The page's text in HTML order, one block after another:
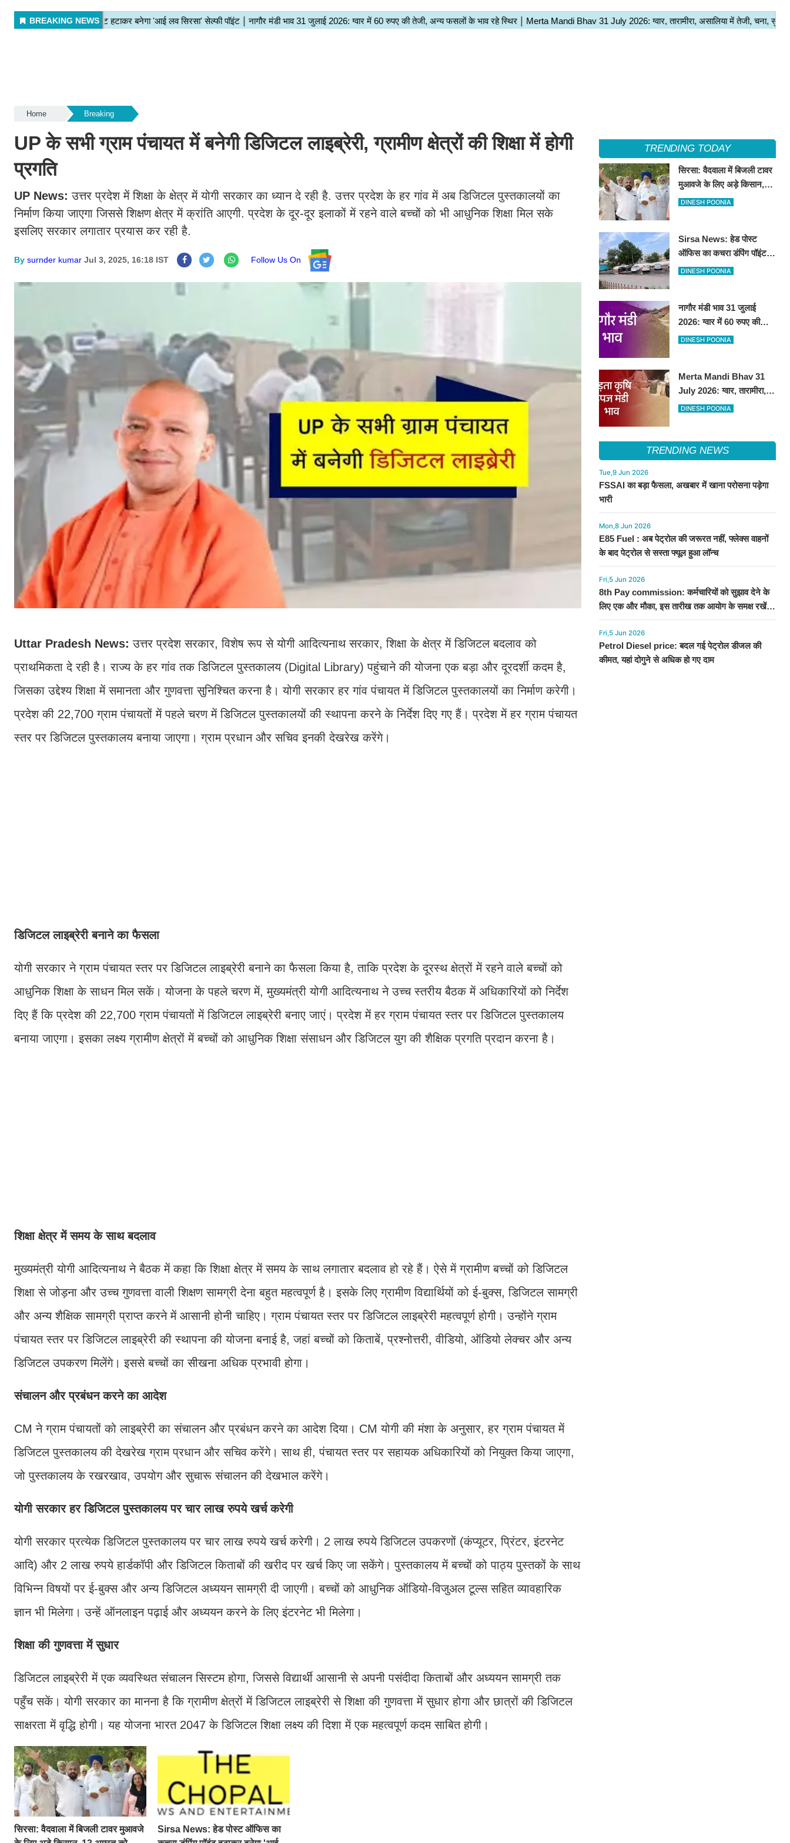
Home Breaking
UP के सभी ग्राम पंचायत में बनेगी डिजिटल लाइब्रेरी, ग्रामीण क्षेत्रों की शिक्षा में होगी
प्रगति
UP News:उत्तर प्रदेश में शिक्षा के क्षेत्र में योगी सरकार का ध्यान दे रही है. उत्तर प्रदेश के हर गांव में अब डिजिटल पुस्तकालयों का
निर्माण किया जाएगा जिससे शिक्षण क्षेत्र में क्रांति आएगी. प्रदेश के दूर-दूर इलाकों में रहने वाले बच्चों को भी आधुनिक शिक्षा मिल सके
इसलिए सरकार लगातार प्रयास कर रही है.
By surnder kumar Jul 3, 2025, 16:18 IST Follow Us On
Uttar Pradesh News: उत्तर प्रदेश सरकार, विशेष रूप से योगी आदित्यनाथ सरकार, शिक्षा के क्षेत्र में डिजिटल बदलाव को
प्राथमिकता दे रही है। राज्य के हर गांव तक डिजिटल पुस्तकालय (Digital Library) पहुंचाने की योजना एक बड़ा और दूरदर्शी कदम है,
जिसका उद्देश्य शिक्षा में समानता और गुणवत्ता सुनिश्चित करना है। योगी सरकार हर गांव पंचायत में डिजिटल पुस्तकालयों का निर्माण करेगी।
प्रदेश की 22,700 ग्राम पंचायतों में पहले चरण में डिजिटल पुस्तकालयों की स्थापना करने के निर्देश दिए गए हैं। प्रदेश में हर ग्राम पंचायत
स्तर पर डिजिटल पुस्तकालय बनाया जाएगा। ग्राम प्रधान और सचिव इनकी देखरेख करेंगे।
डिजिटल लाइब्रेरी बनाने का फैसला
योगी सरकार ने ग्राम पंचायत स्तर पर डिजिटल लाइब्रेरी बनाने का फैसला किया है, ताकि प्रदेश के दूरस्थ क्षेत्रों में रहने वाले बच्चों को
आधुनिक शिक्षा के साधन मिल सकें। योजना के पहले चरण में, मुख्यमंत्री योगी आदित्यनाथ ने उच्च स्तरीय बैठक में अधिकारियों को निर्देश
दिए हैं कि प्रदेश की 22,700 ग्राम पंचायतों में डिजिटल लाइब्रेरी बनाए जाएं। प्रदेश में हर ग्राम पंचायत स्तर पर डिजिटल पुस्तकालय
बनाया जाएगा। इसका लक्ष्य ग्रामीण क्षेत्रों में बच्चों को आधुनिक शिक्षा संसाधन और डिजिटल युग की शैक्षिक प्रगति प्रदान करना है।
शिक्षा क्षेत्र में समय के साथ बदलाव
मुख्यमंत्री योगी आदित्यनाथ ने बैठक में कहा कि शिक्षा क्षेत्र में समय के साथ लगातार बदलाव हो रहे हैं। ऐसे में ग्रामीण बच्चों को डिजिटल
शिक्षा से जोड़ना और उच्च गुणवत्ता वाली शिक्षण सामग्री देना बहुत महत्वपूर्ण है। इसके लिए ग्रामीण विद्यार्थियों को ई-बुक्स, डिजिटल सामग्री
और अन्य शैक्षिक सामग्री प्राप्त करने में आसानी होनी चाहिए। ग्राम पंचायत स्तर पर डिजिटल लाइब्रेरी महत्वपूर्ण होगी। उन्होंने ग्राम
पंचायत स्तर पर डिजिटल लाइब्रेरी की स्थापना की योजना बनाई है, जहां बच्चों को किताबें, प्रश्नोत्तरी, वीडियो, ऑडियो लेक्चर और अन्य
डिजिटल उपकरण मिलेंगे। इससे बच्चों का सीखना अधिक प्रभावी होगा।
संचालन और प्रबंधन करने का आदेश
CM ने ग्राम पंचायतों को लाइब्रेरी का संचालन और प्रबंधन करने का आदेश दिया। CM योगी की मंशा के अनुसार, हर ग्राम पंचायत में
डिजिटल पुस्तकालय की देखरेख ग्राम प्रधान और सचिव करेंगे। साथ ही, पंचायत स्तर पर सहायक अधिकारियों को नियुक्त किया जाएगा,
जो पुस्तकालय के रखरखाव, उपयोग और सुचारू संचालन की देखभाल करेंगे।
योगी सरकार हर डिजिटल पुस्तकालय पर चार लाख रुपये खर्च करेगी
योगी सरकार प्रत्येक डिजिटल पुस्तकालय पर चार लाख रुपये खर्च करेगी। 2 लाख रुपये डिजिटल उपकरणों (कंप्यूटर, प्रिंटर, इंटरनेट
आदि) और 2 लाख रुपये हार्डकॉपी और डिजिटल किताबों की खरीद पर खर्च किए जा सकेंगे। पुस्तकालय में बच्चों को पाठ्य पुस्तकों के साथ
विभिन्न विषयों पर ई-बुक्स और अन्य डिजिटल अध्ययन सामग्री दी जाएगी। बच्चों को आधुनिक ऑडियो-विजुअल टूल्स सहित व्यावहारिक
ज्ञान भी मिलेगा। उन्हें ऑनलाइन पढ़ाई और अध्ययन करने के लिए इंटरनेट भी मिलेगा।
शिक्षा की गुणवत्ता में सुधार
डिजिटल लाइब्रेरी में एक व्यवस्थित संचालन सिस्टम होगा, जिससे विद्यार्थी आसानी से अपनी पसंदीदा किताबों और अध्ययन सामग्री तक
पहुँच सकें। योगी सरकार का मानना है कि ग्रामीण क्षेत्रों में डिजिटल लाइब्रेरी से शिक्षा की गुणवत्ता में सुधार होगा और छात्रों की डिजिटल
साक्षरता में वृद्धि होगी। यह योजना भारत 2047 के डिजिटल शिक्षा लक्ष्य की दिशा में एक महत्वपूर्ण कदम साबित होगी।
सिरसा: वैदवाला में बिजली टावर मुआवजे
Sirsa News: हेड पोस्ट ऑफिस का
TRENDING TODAY
सिरसा: वैदवाला में बिजली टावर
मुआवजे के लिए अड़े किसान,
13 अगस्त को महापंचायत का
DINESH POONIA
Sirsa News: हेड पोस्ट
ऑफिस का कचरा डंपिंग पॉइंट
हटाकर बनेगा 'आई लव सिरसा'
DINESH POONIA
नागौर मंडी भाव 31 जुलाई
2026: ग्वार में 60 रुपए की
तेजी, अन्य फसलों के भाव रहे
DINESH POONIA
Merta Mandi Bhav 31
July 2026: ग्वार, तारामीरा,
असालिया में तेजी, चना, सुवा,
DINESH POONIA
TRENDING NEWS
Tue,9 Jun 2026
FSSAI का बड़ा फैसला, अखबार में खाना परोसना पड़ेगा
भारी
Mon,8 Jun 2026
E85 Fuel : अब पेट्रोल की जरूरत नहीं, फ्लेक्स वाहनों
के बाद पेट्रोल से सस्ता फ्यूल हुआ लॉन्च
Fri,5 Jun 2026
8th Pay commission: कर्मचारियों को सुझाव देने के
लिए एक और मौका, इस तारीख तक आयोग के समक्ष रखें
अपनी बात
Fri,5 Jun 2026
Petrol Diesel price: बदल गई पेट्रोल डीजल की
कीमत, यहां दोगुने से अधिक हो गए दाम